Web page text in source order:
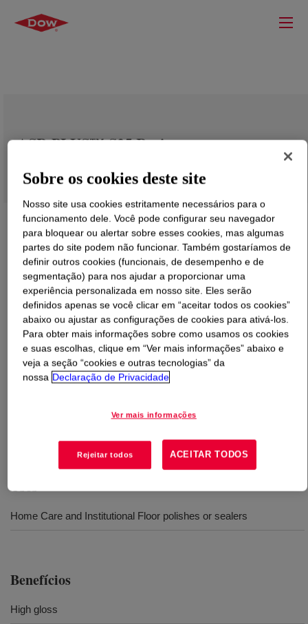
ASR PLUS™ S25 Resin
O que éASR PLUS™ S25 Resin?
Outstanding Leveling, High Gloss. A solution alkali-
leveling, high gloss and high wear, along with ease of use
and low color.
Usos
Home Care and Institutional Floor polishes or sealers
Benefícios
High gloss
Sobre os cookies deste site
Nosso site usa cookies estritamente necessários para o
funcionamento dele. Você pode configurar seu navegador
para bloquear ou alertar sobre esses cookies, mas algumas
partes do site podem não funcionar. Também gostaríamos de
definir outros cookies (funcionais, de desempenho e de
segmentação) para nos ajudar a proporcionar uma
experiência personalizada em nosso site. Eles serão
definidos apenas se você clicar em “aceitar todos os cookies”
abaixo ou ajustar as configurações de cookies para ativá-los.
Para obter mais informações sobre como usamos os cookies
e suas escolhas, clique em “Ver mais informações” abaixo e
veja a seção “cookies e outras tecnologias” da
nossa Declaração de Privacidade
Ver mais informações
Rejeitar todos ACEITAR TODOS